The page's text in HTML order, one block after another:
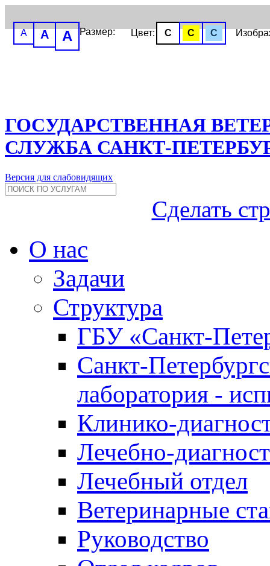
Размер:
A A A Цвет: C C C
ГОСУДАРСТВЕННАЯ
СЛУЖБА САНКТ-
Версия для слабовидящих
Сделать
О нас
Задачи
Структура
ГБУ «Санкт-
Санкт-
лаборатория -
Клинико-
Лечебно-
Лечебный отдел
Ветеринарные
Руководство